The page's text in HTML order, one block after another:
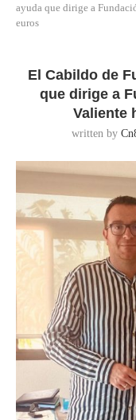
ayuda que dirige a
euros
El Cabildo de
que dirige a
Valiente
written by